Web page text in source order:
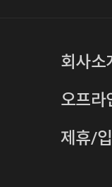
14길 12 (신당
회사소
오프라
제휴/